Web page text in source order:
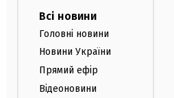
Всі новини
Головні новини
Новини України
Прямий ефір
Відеоновини